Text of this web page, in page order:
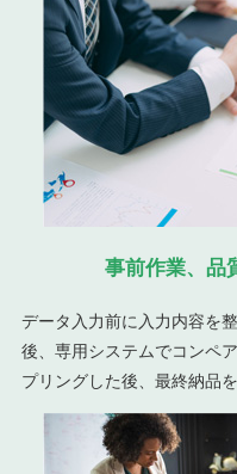
事前作業、品
データ入力前に入力内容を
後、専用システムでコンペ
プリングした後、最終納品